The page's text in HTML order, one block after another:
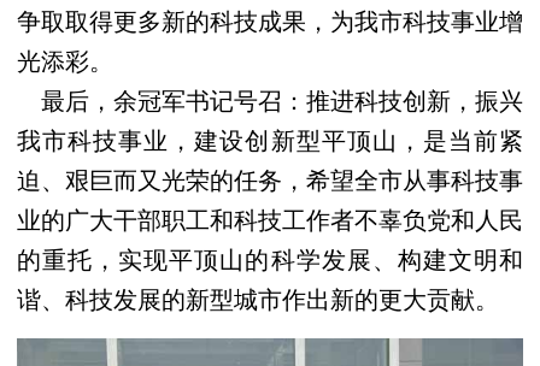
争取取得更多新的科技成果，为我市科技事业增
光添彩。
最后，余冠军书记号召：推进科技创新，振兴
我市科技事业，建设创新型平顶山，是当前紧
迫、艰巨而又光荣的任务，希望全市从事科技事
业的广大干部职工和科技工作者不辜负党和人民
的重托，实现平顶山的科学发展、构建文明和
谐、科技发展的新型城市作出新的更大贡献。